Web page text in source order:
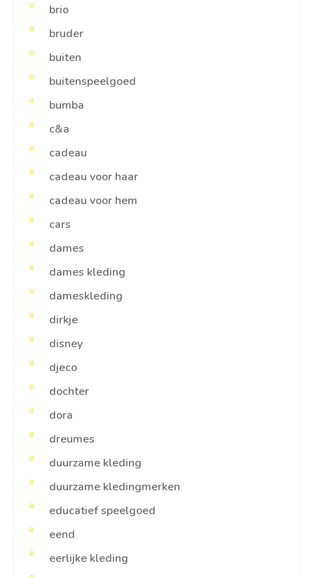
brio
bruder
buiten
buitenspeelgoed
bumba
c&a
cadeau
cadeau voor haar
cadeau voor hem
cars
dames
dames kleding
dameskleding
dirkje
disney
djeco
dochter
dora
dreumes
duurzame kleding
duurzame kledingmerken
educatief speelgoed
eend
eerlijke kleding